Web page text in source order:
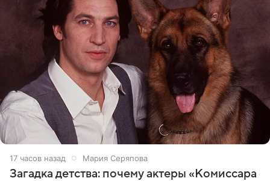
17 часов назад Мария Серяпова
Загадка детства: почему актеры «Комиссара